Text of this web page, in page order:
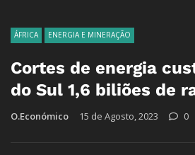
ÁFRICA ENERGIA E MINERAÇÃO
Cortes de energia
do Sul 1,6 biliões de
O.Económico 15 de Agosto, 2023 0